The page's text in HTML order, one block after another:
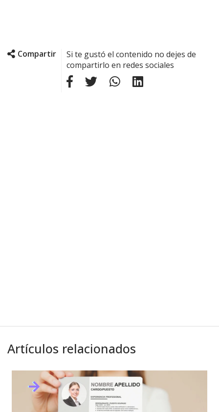
Compartir
Si te gustó el contenido no dejes de
compartirlo en redes sociales
Artículos relacionados